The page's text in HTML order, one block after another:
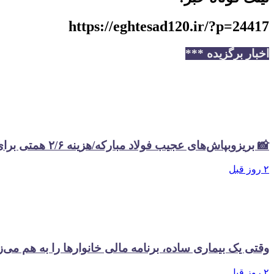
https://eghtesad120.ir/?p=24417
اخبار برگزیده ***
📸 بریزوبپاش‌های عجیب فولاد مبارکه/هزینه ۲/۶ همتی برای تبلیغات در سال گذشته
۲ روز قبل
وقتی یک بیماری ساده، برنامه مالی خانوارها را به هم